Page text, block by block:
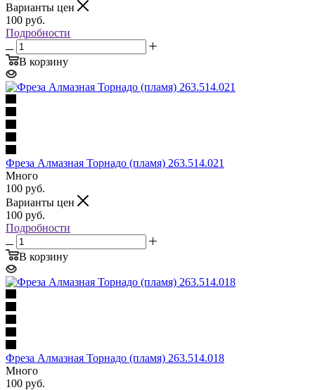
Варианты цен
100 руб.
Подробности
В корзину
Фреза Алмазная Торнадо (пламя) 263.514.021
Много
100 руб.
Варианты цен
100 руб.
Подробности
В корзину
Фреза Алмазная Торнадо (пламя) 263.514.018
Много
100 руб.